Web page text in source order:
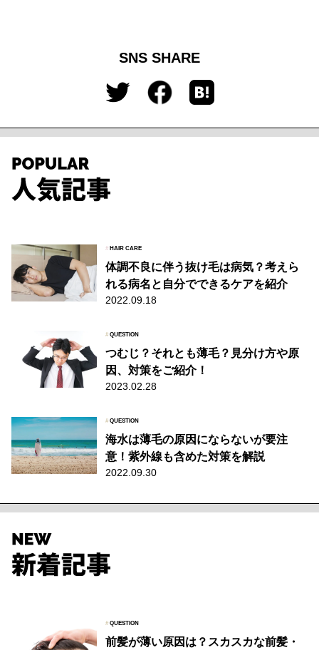
SNS SHARE
# HAIR CARE
体調不良に伴う抜け毛は病気？考えら
れる病名と自分でできるケアを紹介
2022.09.18
# QUESTION
つむじ？それとも薄毛？見分け方や原
因、対策をご紹介！
2023.02.28
# QUESTION
海水は薄毛の原因にならないが要注
意！紫外線も含めた対策を解説
2022.09.30
# QUESTION
前髪が薄い原因は？スカスカな前髪・